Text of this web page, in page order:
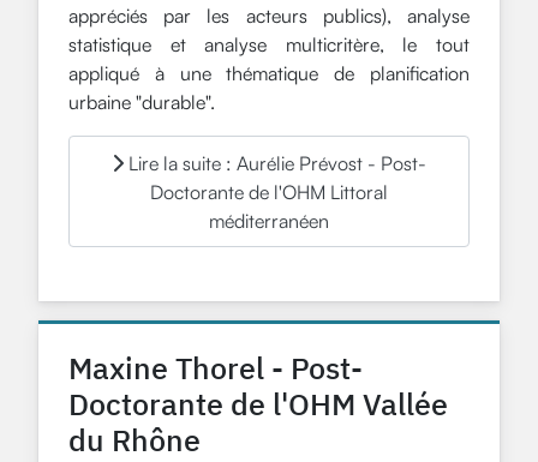
appréciés par les acteurs publics), analyse
statistique et analyse multicritère, le tout
appliqué à une thématique de planification
urbaine "durable".
Lire la suite : Aurélie Prévost - Post-
Doctorante de l'OHM Littoral
méditerranéen
Maxine Thorel - Post-
Doctorante de l'OHM Vallée
du Rhône